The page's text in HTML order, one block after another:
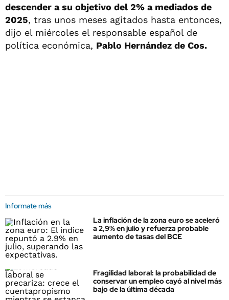
descender a su objetivo del 2% a mediados de
2025, tras unos meses agitados hasta entonces,
dijo el miércoles el responsable español de
política económica, Pablo Hernández de Cos.
Informate más
La inflación de la zona euro se aceleró
a 2,9% en julio y refuerza probable
aumento de tasas del BCE
Fragilidad laboral: la probabilidad de
conservar un empleo cayó al nivel más
bajo de la última década